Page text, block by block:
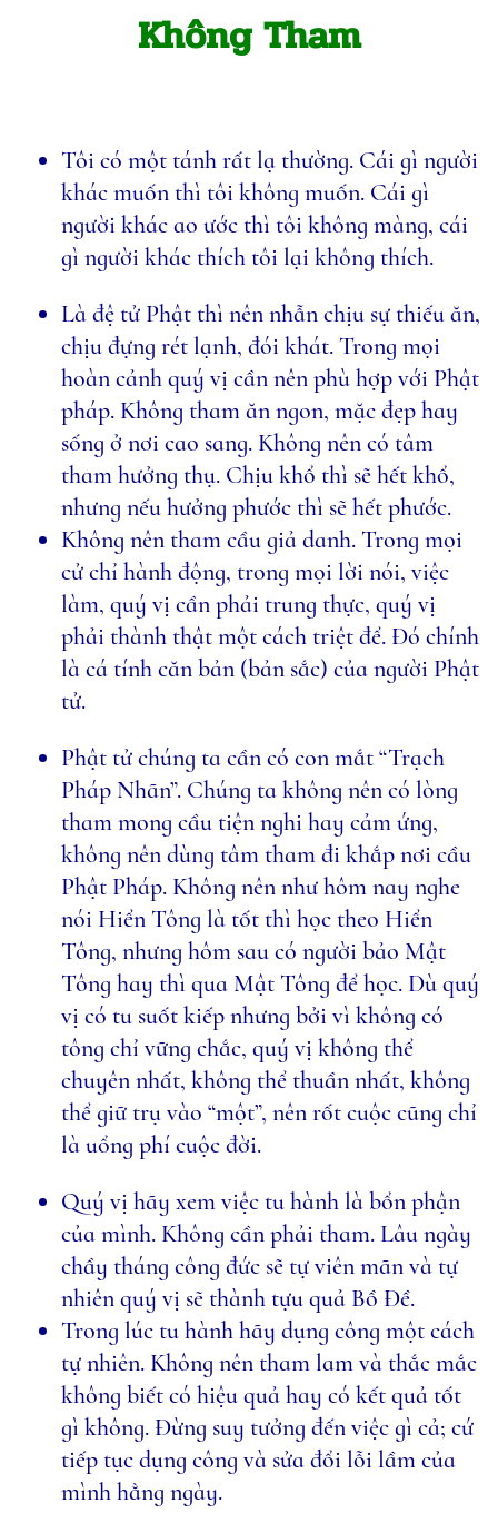
Không Tham
Tôi có một tánh rất lạ thường. Cái gì người
khác muốn thì tôi không muốn. Cái gì
người khác ao ước thì tôi không màng, cái
gì người khác thích tôi lại không thích.
Là đệ tử Phật thì nên nhẫn chịu sự thiếu ăn,
chịu đựng rét lạnh, đói khát. Trong mọi
hoàn cảnh quý vị cần nên phù hợp với Phật
pháp. Không tham ăn ngon, mặc đẹp hay
sống ở nơi cao sang. Không nên có tâm
tham hưởng thụ. Chịu khổ thì sẽ hết khổ,
nhưng nếu hưởng phước thì sẽ hết phước.
Không nên tham cầu giả danh. Trong mọi
cử chỉ hành động, trong mọi lời nói, việc
làm, quý vị cần phải trung thực, quý vị
phải thành thật một cách triệt để. Đó chính
là cá tính căn bản (bản sắc) của người Phật
tử.
Phật tử chúng ta cần có con mắt “Trạch
Pháp Nhãn”. Chúng ta không nên có lòng
tham mong cầu tiện nghi hay cảm ứng,
không nên dùng tâm tham đi khắp nơi cầu
Phật Pháp. Không nên như hôm nay nghe
nói Hiển Tông là tốt thì học theo Hiển
Tông, nhưng hôm sau có người bảo Mật
Tông hay thì qua Mật Tông để học. Dù quý
vị có tu suốt kiếp nhưng bởi vì không có
tông chỉ vững chắc, quý vị không thể
chuyên nhất, không thể thuần nhất, không
thể giữ trụ vào “một”, nên rốt cuộc cũng chỉ
là uổng phí cuộc đời.
Quý vị hãy xem việc tu hành là bổn phận
của mình. Không cần phải tham. Lâu ngày
chầy tháng công đức sẽ tự viên mãn và tự
nhiên quý vị sẽ thành tựu quả Bồ Đề.
Trong lúc tu hành hãy dụng công một cách
tự nhiên. Không nên tham lam và thắc mắc
không biết có hiệu quả hay có kết quả tốt
gì không. Đừng suy tưởng đến việc gì cả; cứ
tiếp tục dụng công và sửa đổi lỗi lầm của
mình hằng ngày.